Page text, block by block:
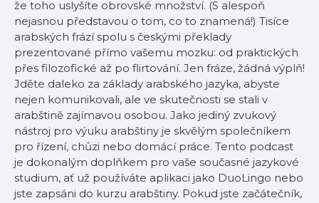
že toho uslyšíte obrovské množství. (S alespoň
nejasnou představou o tom, co to znamená!) Tisíce
arabských frází spolu s českými překlady
prezentované přímo vašemu mozku: od praktických
přes filozofické až po flirtování. Jen fráze, žádná výplň!
Jděte daleko za základy arabského jazyka, abyste
nejen komunikovali, ale ve skutečnosti se stali v
arabštině zajímavou osobou. Jako jediný zvukový
nástroj pro výuku arabštiny je skvělým společníkem
pro řízení, chůzi nebo domácí práce. Tento podcast
je dokonalým doplňkem pro vaše současné jazykové
studium, ať už používáte aplikaci jako DuoLingo nebo
jste zapsáni do kurzu arabštiny. Pokud jste začátečník,